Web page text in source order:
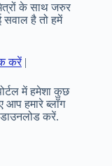
के साथ जरुर
है तो हमें
करें|
में हमेशा कुछ
आप हमारे ब्लॉग
करें.